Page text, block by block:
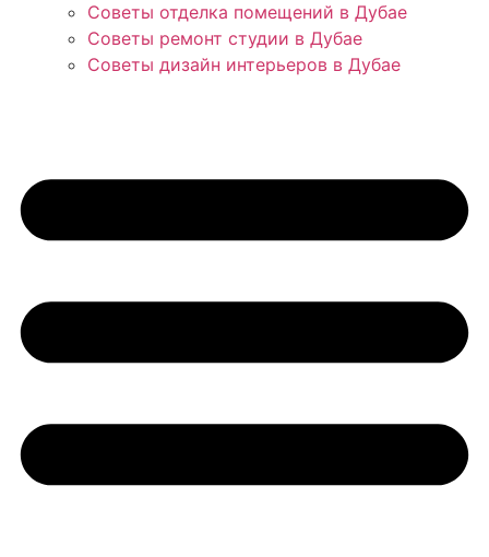
Советы отделка помещений в Дубае
Советы ремонт студии в Дубае
Советы дизайн интерьеров в Дубае